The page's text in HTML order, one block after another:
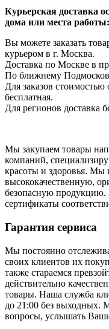
Курьерская доставка
дома или места работы:
Вы можете заказать
курьером в г. Москва.
Доставка по Москве в
По ближнему
Для заказов
бесплатная.
Для регионов доставка
Мы закупаем товары
компаний,
красоты и здоровья. Мы
высококачественную,
безопасную
сертификаты
Гарантия сервиса
Мы постоянно
своих клиентов их
также стараемся
действительно
товары. Наша служба
до 21:00 без выходных.
вопросы, услышать